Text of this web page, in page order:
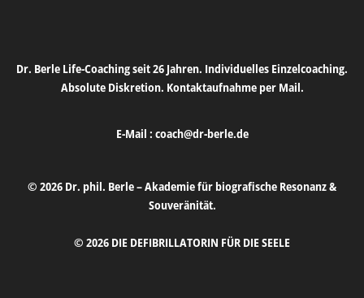
Dr. Berle Life-Coaching seit 26 Jahren. Individuelles Einzelcoaching.
Absolute Diskretion. Kontaktaufnahme per Mail.
E-Mail : coach@dr-berle.de
© 2026 Dr. phil. Berle – Akademie für biografische Resonanz &
Souveränität.
© 2026 DIE DEFIBRILLATORIN FÜR DIE SEELE